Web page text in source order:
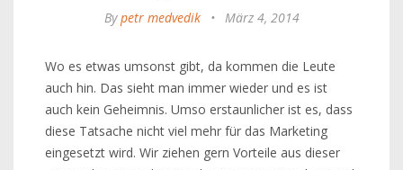
Bypetr medvedik • März 4, 2014
Wo es etwas umsonst gibt, da kommen die Leute
auch hin. Das sieht man immer wieder und es ist
auch kein Geheimnis. Umso erstaunlicher ist es, dass
diese Tatsache nicht viel mehr für das Marketing
eingesetzt wird. Wir ziehen gern Vorteile aus dieser